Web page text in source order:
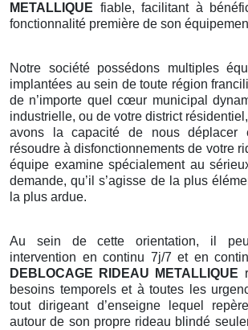
METALLIQUE fiable, facilitant à
fonctionnalité première de son
Notre société possédons multiples
implantées au sein de toute région
de n’importe quel cœur municipal
industrielle, ou de votre district
avons la capacité de nous déplacer
résoudre à disfonctionnements de votre
équipe examine spécialement au
demande, qu’il s’agisse de la plus
la plus ardue.
Au sein de cette orientation, il
intervention en continu 7j/7 et en
DEBLOCAGE RIDEAU METALLIQUE
besoins temporels et à toutes les
tout dirigeant d’enseigne lequel
autour de son propre rideau blindé